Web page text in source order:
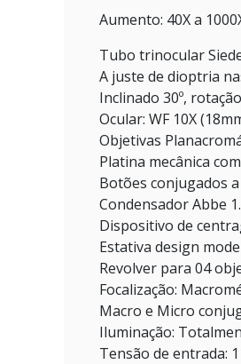
Aumento: 40X a
Tubo trinocular
A juste de dioptria
Inclinado 30º,
Ocular: WF 10X
Objetivas
Platina mecânica
Botões conjugados
Condensador Abbe
Dispositivo de
Estativa design
Revolver para 04
Focalização:
Macro e Micro
Iluminação:
Tensão de entrada: